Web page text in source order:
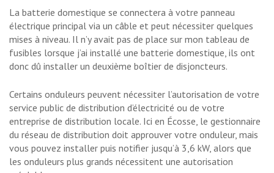
La batterie domestique se connectera à votre panneau
électrique principal via un câble et peut nécessiter quelques
mises à niveau. Il n’y avait pas de place sur mon tableau de
fusibles lorsque j’ai installé une batterie domestique, ils ont
donc dû installer un deuxième boîtier de disjoncteurs.
Certains onduleurs peuvent nécessiter l’autorisation de votre
service public de distribution d’électricité ou de votre
entreprise de distribution locale. Ici en Écosse, le gestionnaire
du réseau de distribution doit approuver votre onduleur, mais
vous pouvez installer puis notifier jusqu’à 3,6 kW, alors que
les onduleurs plus grands nécessitent une autorisation